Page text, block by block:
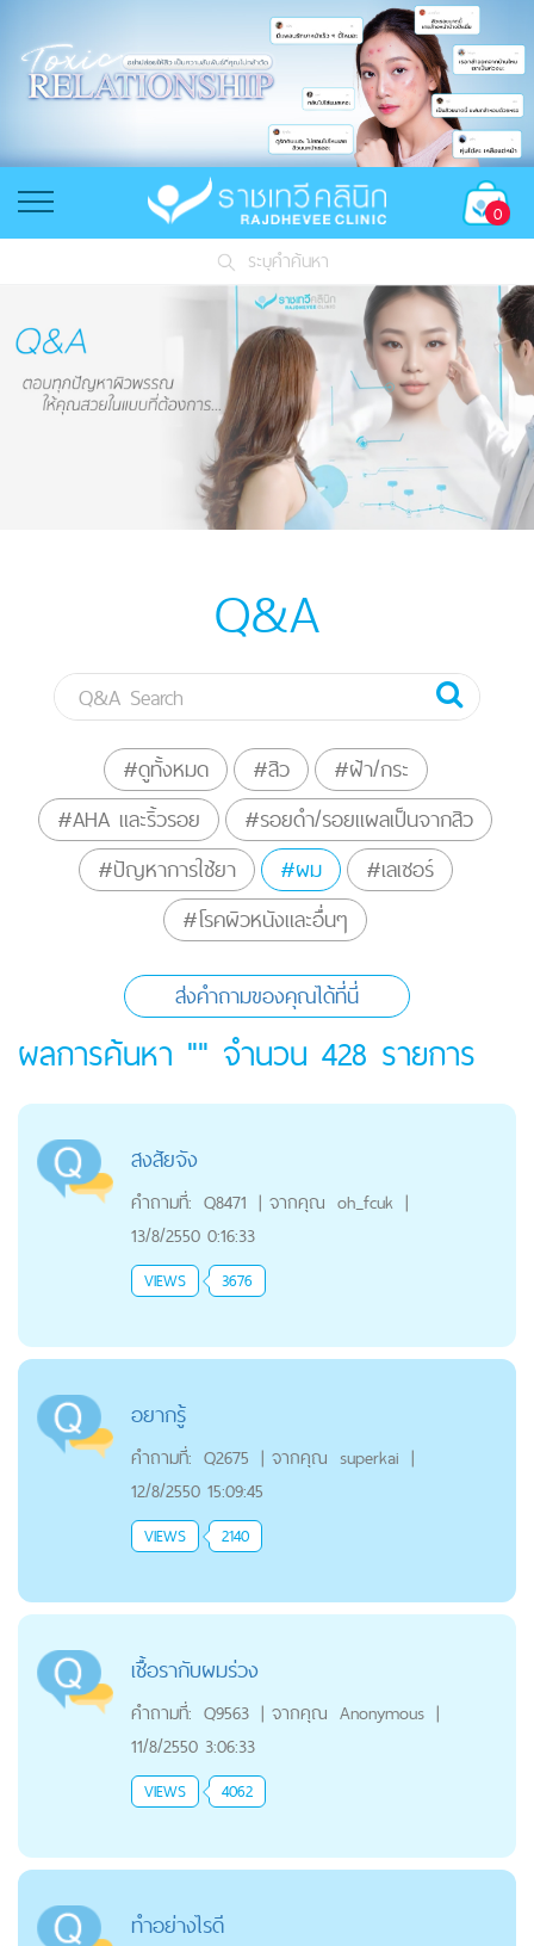
0
ระบุคำค้นหา
Q&A
#ดูทั้งหมด #สิว
#ฝ้า/กระ
#AHA และริ้วรอย
#รอยดำ/รอยแผลเป็นจากสิว
#ปัญหาการใช้ยา
#ผม
#เลเซอร์
#โรคผิวหนังและอื่นๆ
ส่งคำถามของคุณได้ที่นี่
ผลการค้นหา "" จำนวน 428 รายการ
สงสัยจัง
คำถามที่: Q8471 | จากคุณ oh_fcuk |
13/8/2550 0:16:33
VIEWS 3676
อยากรู้
คำถามที่: Q2675 | จากคุณ superkai |
12/8/2550 15:09:45
VIEWS 2140
เชื้อรากับผมร่วง
คำถามที่: Q9563 | จากคุณ Anonymous |
11/8/2550 3:06:33
VIEWS 4062
ทำอย่างไรดี